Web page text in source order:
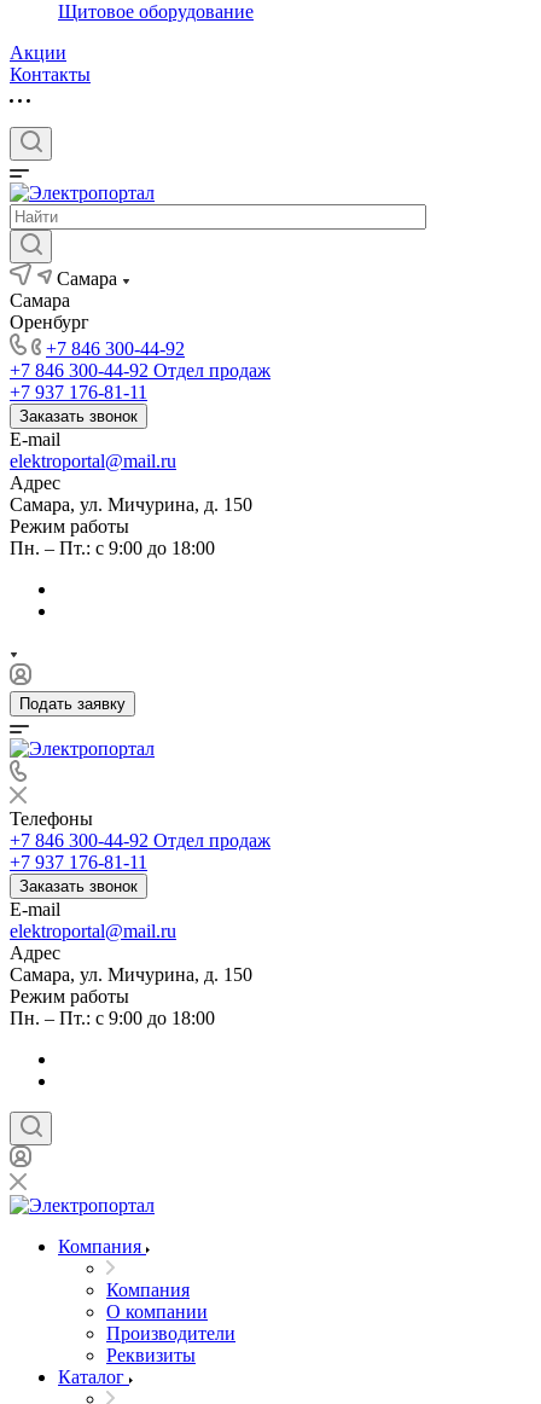
Щитовое оборудование
Акции
Контакты
Самара
Самара
Оренбург
+7 846 300-44-92
+7 846 300-44-92 Отдел продаж
+7 937 176-81-11
Заказать звонок
E-mail
elektroportal@mail.ru
Адрес
Самара, ул. Мичурина, д. 150
Режим работы
Пн. – Пт.: с 9:00 до 18:00
Подать заявку
Телефоны
+7 846 300-44-92 Отдел продаж
+7 937 176-81-11
Заказать звонок
E-mail
elektroportal@mail.ru
Адрес
Самара, ул. Мичурина, д. 150
Режим работы
Пн. – Пт.: с 9:00 до 18:00
Компания
Компания
О компании
Производители
Реквизиты
Каталог